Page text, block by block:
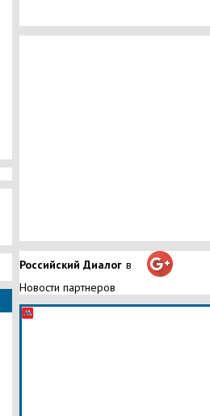
Российский Диалог в
Новости партнеров